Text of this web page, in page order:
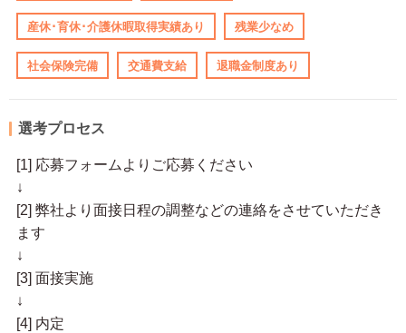
産休･育休･介護休暇取得実績あり 残業少なめ
社会保険完備 交通費支給 退職金制度あり
選考プロセス
[1] 応募フォームよりご応募ください
↓
[2] 弊社より面接日程の調整などの連絡をさせていただき
ます
↓
[3] 面接実施
↓
[4] 内定